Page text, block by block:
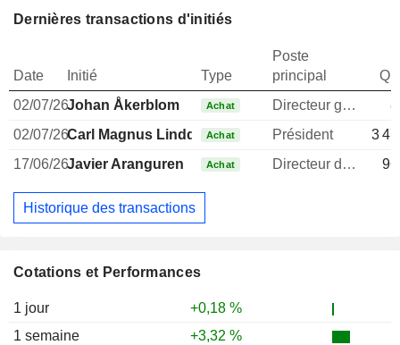
Cotations et Performances
1 jour
+0,18 %
1 semaine
+3,32 %
Dernières transactions d'initiés
Date Initié Type
Poste
principal
02/07/26Johan Åkerblom Achat Directeur general
02/07/26Carl Magnus LindquistAchat Président
3
17/06/26Javier Aranguren Achat Directeur des investissements
Historique des transactions